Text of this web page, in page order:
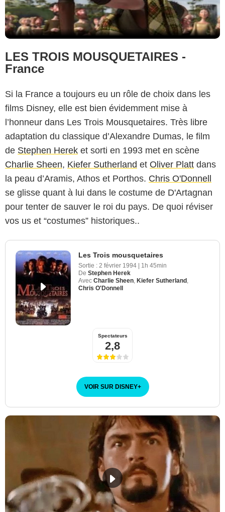
LES TROIS MOUSQUETAIRES -
France
Si la France a toujours eu un rôle de choix dans les
films Disney, elle est bien évidemment mise à
l’honneur dans Les Trois Mousquetaires. Très libre
adaptation du classique d’Alexandre Dumas, le film
de Stephen Herek et sorti en 1993 met en scène
Charlie Sheen, Kiefer Sutherland et Oliver Platt dans
la peau d’Aramis, Athos et Porthos. Chris O'Donnell
se glisse quant à lui dans le costume de D'Artagnan
pour tenter de sauver le roi du pays. De quoi réviser
vos us et “costumes” historiques..
Les Trois mousquetaires
Sortie : 2 février 1994 | 1h 45min
De Stephen Herek
Avec Charlie Sheen, Kiefer Sutherland,
Chris O'Donnell
Spectateurs
2,8
VOIR SUR DISNEY+